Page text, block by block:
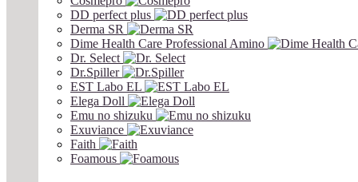
DD perfect plus
Derma SR
Dime Health Care Professional Amino
Dr. Select
Dr.Spiller
EST Labo EL
Elega Doll
Emu no shizuku
Exuviance
Faith
Foamous